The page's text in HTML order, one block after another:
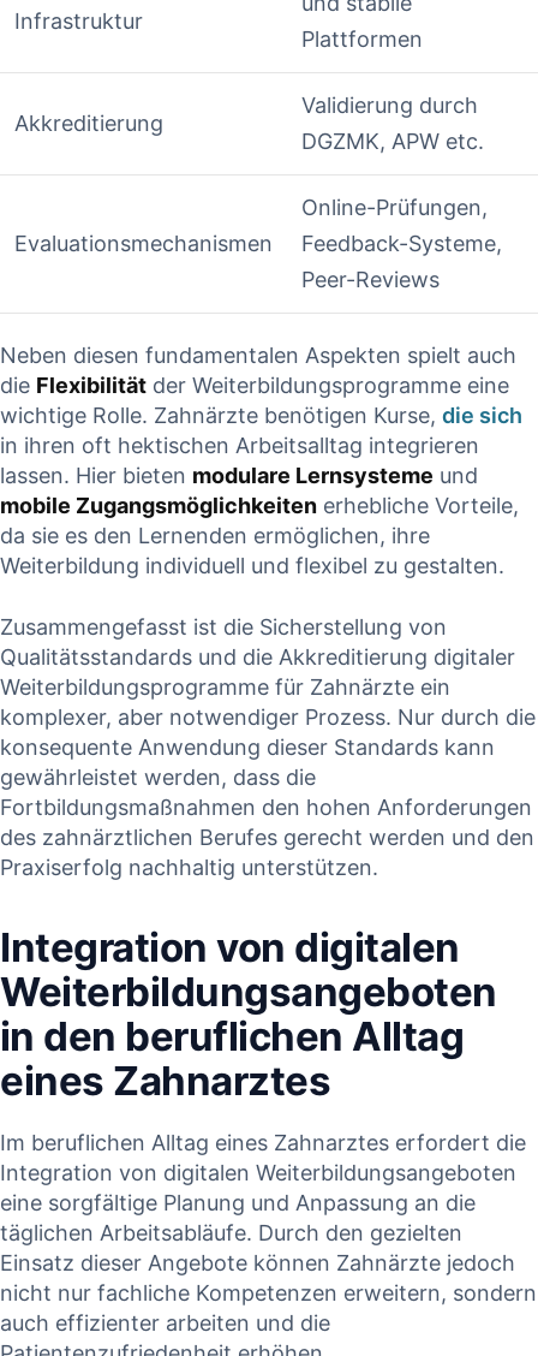
Infrastruktur
Plattformen
Akkreditierung
Validierung durch
DGZMK, APW etc.
Evaluationsmechanismen
Online-Prüfungen,
Feedback-Systeme,
Peer-Reviews
Neben diesen fundamentalen Aspekten spielt auch
die Flexibilität der Weiterbildungsprogramme⁤ eine
wichtige Rolle. Zahnärzte benötigen ‌Kurse, die sich
in ihren oft hektischen Arbeitsalltag integrieren
lassen. Hier bieten modulare Lernsysteme ⁤und
mobile​ Zugangsmöglichkeiten erhebliche Vorteile,
da sie ‍es den Lernenden⁢ ermöglichen, ihre
Weiterbildung⁢ individuell und flexibel zu⁣ gestalten.
Zusammengefasst⁣ ist die⁢ Sicherstellung von
Qualitätsstandards und die Akkreditierung digitaler
Weiterbildungsprogramme für Zahnärzte ein
komplexer, aber notwendiger Prozess. Nur durch die
konsequente Anwendung ⁢dieser Standards kann
gewährleistet werden, dass die
Fortbildungsmaßnahmen den hohen Anforderungen
des zahnärztlichen Berufes ‌gerecht werden und den
​Praxiserfolg nachhaltig unterstützen.
Integration von digitalen
Weiterbildungsangeboten
⁣in den beruflichen Alltag
eines Zahnarztes
Im ⁢beruflichen Alltag ⁢eines Zahnarztes erfordert die
Integration von digitalen Weiterbildungsangeboten
eine‌ sorgfältige Planung und Anpassung an die
täglichen⁤ Arbeitsabläufe. Durch den gezielten
Einsatz dieser Angebote können Zahnärzte jedoch‍
nicht ‍nur fachliche Kompetenzen erweitern, sondern
auch effizienter‌ arbeiten und die